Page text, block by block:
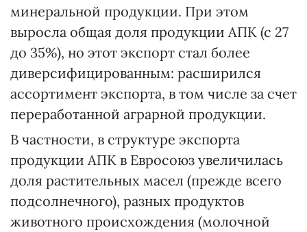
минеральной продукции. При этом
выросла общая доля продукции АПК (с 27
до 35%), но этот экспорт стал более
диверсифицированным: расширился
ассортимент экспорта, в том числе за счет
переработанной аграрной продукции.
В частности, в структуре экспорта
продукции АПК в Евросоюз увеличилась
доля растительных масел (прежде всего
подсолнечного), разных продуктов
животного происхождения (молочной